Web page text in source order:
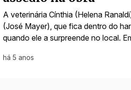
A veterinária Cínthia (Helena
(José Mayer), que fica dentro do
quando ele a surpreende no local.
há 5 anos